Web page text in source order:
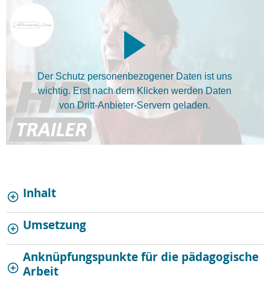
Der Schutz personenbezogener Daten ist uns
wichtig. Erst nach dem Klicken werden Daten
von Dritt-Anbieter-Servern geladen.
Inhalt
Umsetzung
Anknüpfungspunkte für die pädagogische
Arbeit